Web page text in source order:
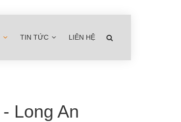
Long An
TIN TỨC LIÊN HỆ